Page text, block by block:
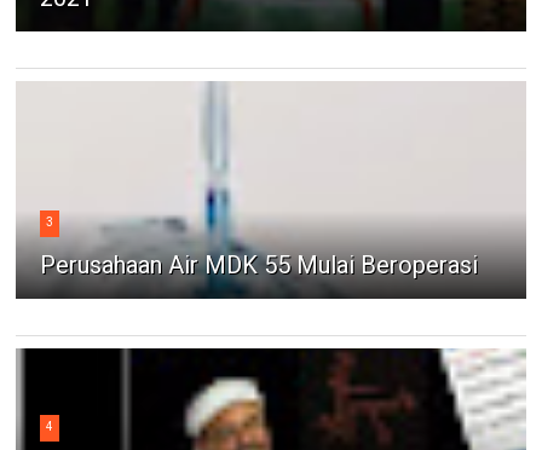
3
Perusahaan Air MDK 55 Mulai Beroperasi
4